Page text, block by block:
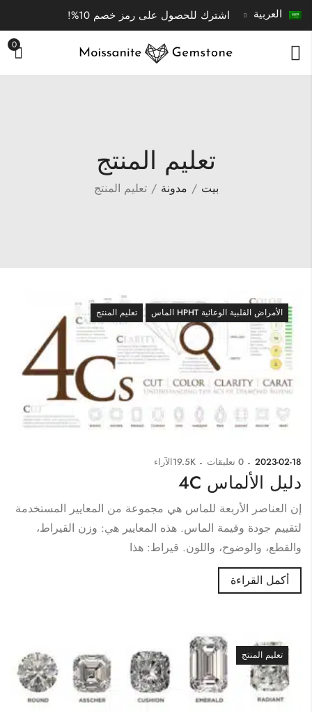
العربية اشترك للحصول على رمز خصم 10%!
0
تعليم المنتج
بيت مدونة تعليم المنتج
الأمراض القلبية الوعائية HPHT الماس تعليم المنتج
2023-02-18
0 تعليقات 19.5Kالآراء
دليل الألماس 4C
إن العناصر الأربعة للماس هي مجموعة من المعايير المستخدمة
لتقييم جودة وقيمة الماس. هذه المعايير هي: وزن القيراط،
والقطع، والوضوح، واللون. قيراط: هذا
أكمل القراءة
تعليم المنتج